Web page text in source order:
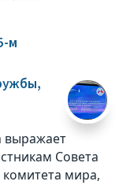
м
выражает
Совета
мира,